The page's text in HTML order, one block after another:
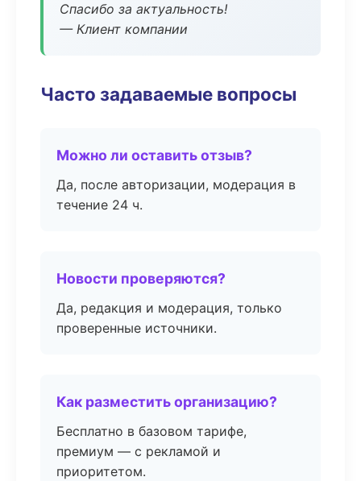
Спасибо за актуальность!
— Клиент компании
Часто задаваемые вопросы
Можно ли оставить отзыв?
Да, после авторизации, модерация в
течение 24 ч.
Новости проверяются?
Да, редакция и модерация, только
проверенные источники.
Как разместить организацию?
Бесплатно в базовом тарифе,
премиум — с рекламой и
приоритетом.